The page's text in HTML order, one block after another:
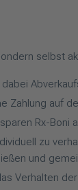
selbst
Zahlung auf
Rx-
zu
und
Verhalten